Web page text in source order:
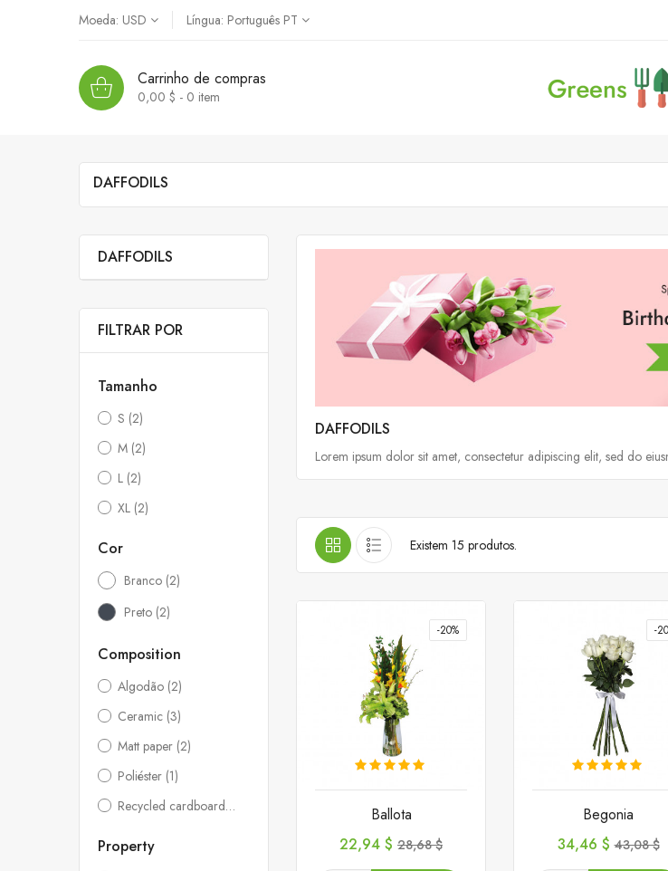
Moeda: USD Língua: Português PT
Carrinho de compras
0,00 $ - 0 item
DAFFODILS
DAFFODILS
FILTRAR POR
Tamanho
S (2)
M (2)
L (2)
XL (2)
Cor
Branco (2)
Preto (2)
Composition
Algodão (2)
Ceramic (3)
Matt paper (2)
Poliéster (1)
Recycled cardboard
(3)
Property
DAFFODILS
Lorem ipsum dolor sit amet, consectetur adipiscing elit, sed do
Existem 15 produtos.
-20%
Ballota
Preço
22,94 $ Preço
28,68 $
-
Begonia
Preço
34,46 $ Preço
43,08 $